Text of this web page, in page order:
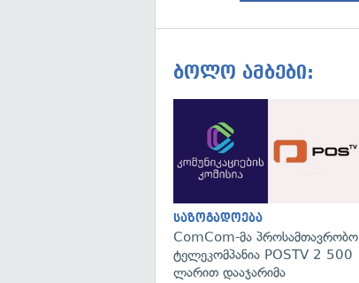
ბოლო ამბები:
საზოგადოება
ComCom-მა პროსამთავრობო
ტელეკომპანია POSTV 2 500
ლარით დააჯარიმა